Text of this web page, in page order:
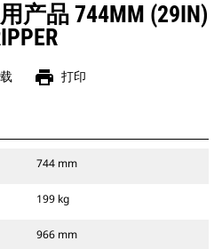
产品 744MM (29IN)
print 打印
744 mm
199 kg
966 mm